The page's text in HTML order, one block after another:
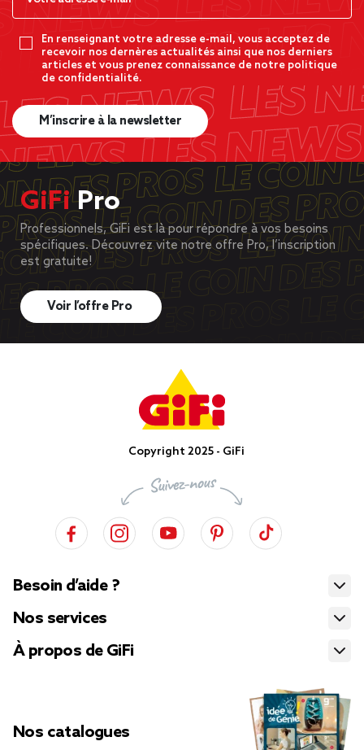
En renseignant votre adresse e-mail, vous acceptez de
recevoir nos dernères actualités ainsi que nos derniers
articles et vous prenez connaissance de notre politique
de confidentialité.
M’inscrire à la newsletter
GiFiPro
Professionnels, GiFi est là pour répondre à vos besoins
spécifiques. Découvrez vite notre offre Pro, l’inscription
est gratuite!
Voir l’offre Pro
Copyright 2025 - GiFi
Besoin d’aide ?
Nos services
À propos de GiFi
Nos catalogues